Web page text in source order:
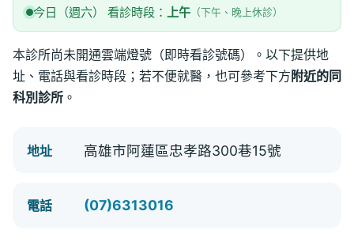
今日（週六） 看診時段： 上午 （下午、晚上休診）
本診所尚未開通雲端燈號（即時看診號碼）。以下提供地
址、電話與看診時段；若不便就醫，也可參考下方 附近的同
科別診所 。
地址 高雄市阿蓮區忠孝路300巷15號
電話 (07)6313016